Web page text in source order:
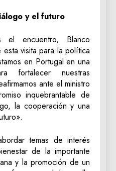
y el futuro
el encuentro, Blanco
visita para la política
en Portugal en una
fortalecer nuestras
ante el ministro
inquebrantable de
la cooperación y una
temas de interés
de la importante
y la promoción de un